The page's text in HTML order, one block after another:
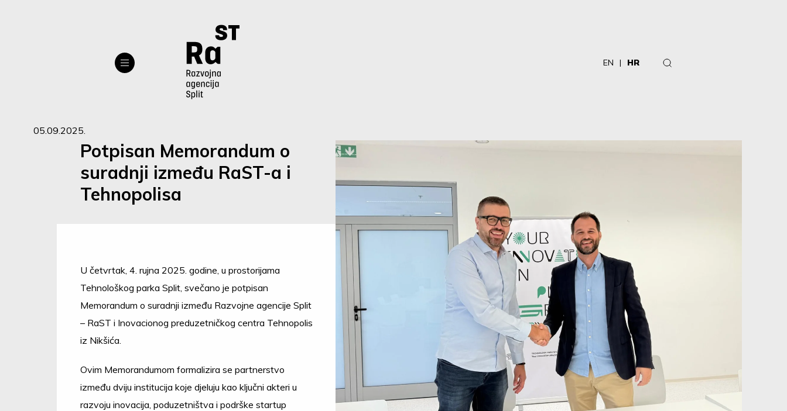
EN HR
05.09.2025.
Potpisan Memorandum o
suradnji između RaST-a i
Tehnopolisa
U četvrtak, 4. rujna 2025. godine, u prostorijama
Tehnološkog parka Split, svečano je potpisan
Memorandum o suradnji između Razvojne agencije Split
– RaST i Inovacionog preduzetničkog centra Tehnopolis
iz Nikšića.
Ovim Memorandumom formalizira se partnerstvo
između dviju institucija koje djeluju kao ključni akteri u
razvoju inovacija, poduzetništva i podrške startup